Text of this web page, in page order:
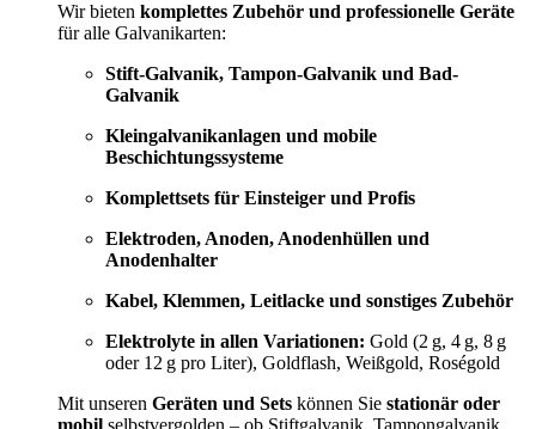
Wir bieten komplettes Zubehör und professionelle Geräte
für alle Galvanikarten:
Stift-Galvanik, Tampon-Galvanik und Bad-
Galvanik
Kleingalvanikanlagen und mobile
Beschichtungssysteme
Komplettsets für Einsteiger und Profis
Elektroden, Anoden, Anodenhüllen und
Anodenhalter
Kabel, Klemmen, Leitlacke und sonstiges Zubehör
Elektrolyte in allen Variationen: Gold (2 g, 4 g, 8 g
oder 12 g pro Liter), Goldflash, Weißgold, Roségold
Mit unseren Geräten und Sets können Sie stationär oder